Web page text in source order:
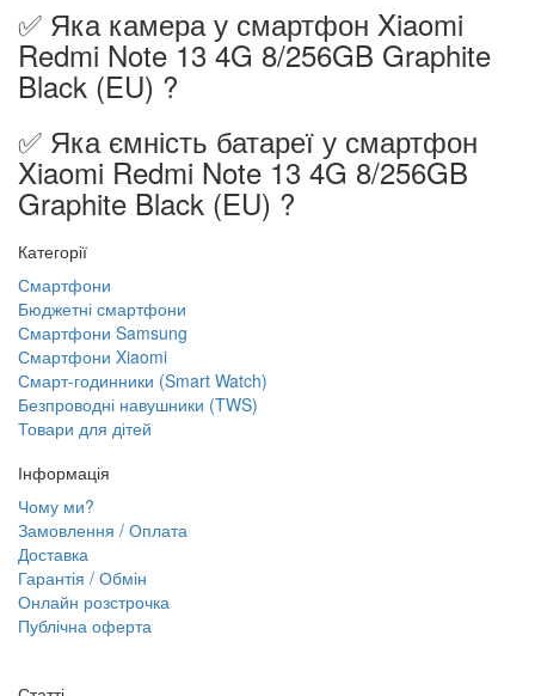
✅ Яка камера у смартфон Xiaomi
Redmi Note 13 4G 8/256GB Graphite
Black (EU) ?
✅ Яка ємність батареї у смартфон
Xiaomi Redmi Note 13 4G 8/256GB
Graphite Black (EU) ?
Категорії
Смартфони
Бюджетні смартфони
Смартфони Samsung
Смартфони Xiaomi
Смарт-годинники (Smart Watch)
Безпроводні навушники (TWS)
Товари для дітей
Інформація
Чому ми?
Замовлення / Оплата
Доставка
Гарантія / Обмін
Онлайн розстрочка
Публічна оферта